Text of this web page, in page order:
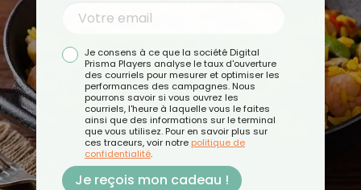
Je consens à ce que la société Digital
Prisma Players analyse le taux d'ouverture
des courriels pour mesurer et optimiser les
performances des campagnes. Nous
pourrons savoir si vous ouvrez les
courriels, l'heure à laquelle vous le faites
ainsi que des informations sur le terminal
que vous utilisez. Pour en savoir plus sur
ces traceurs, voir notre politique de
confidentialité.
Je reçois mon cadeau !